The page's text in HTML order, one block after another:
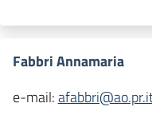
Fabbri Annamaria
e-mail: